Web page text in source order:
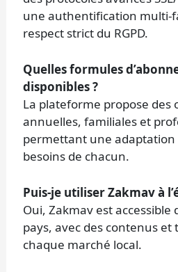
une authentification multi-
respect strict du RGPD.
Quelles formules
disponibles ?
La plateforme propose des
annuelles, familiales et
permettant une
besoins de chacun.
Puis-je utiliser Zakmav à
Oui, Zakmav est
pays, avec des contenus et
chaque marché local.